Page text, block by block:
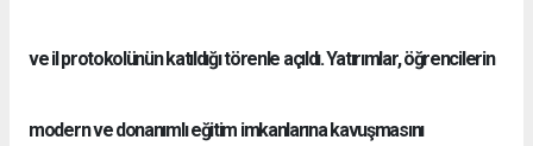
ve il protokolünün katıldığı törenle açıldı. Yatırımlar, öğrencilerin
modern ve donanımlı eğitim imkanlarına kavuşmasını